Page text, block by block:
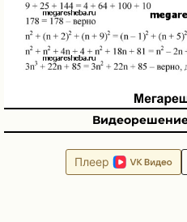
Плеер